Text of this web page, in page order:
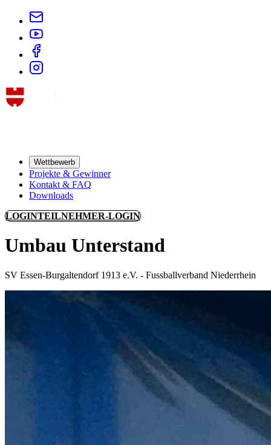
Wettbewerb
Projekte & Gewinner
Kontakt & FAQ
Downloads
LOGINTEILNEHMER-LOGIN
Umbau Unterstand
SV Essen-Burgaltendorf 1913 e.V. - Fussballverband Niederrhein